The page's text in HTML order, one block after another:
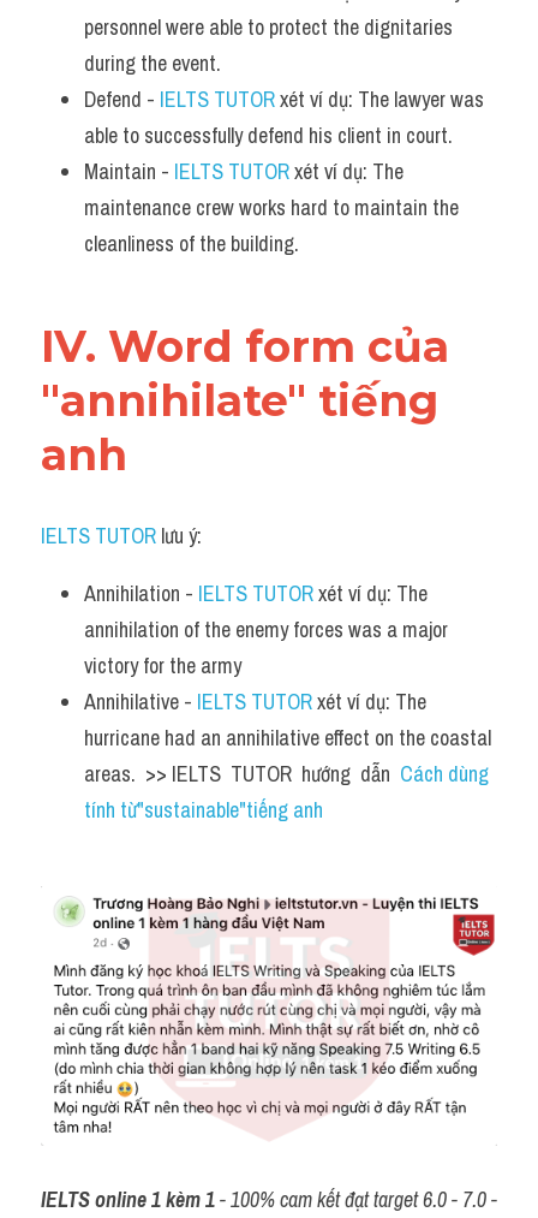
personnel were able to protect the dignitaries
during the event.
Defend - IELTS TUTOR xét ví dụ: The lawyer was
able to successfully defend his client in court.
Maintain - IELTS TUTOR xét ví dụ: The
maintenance crew works hard to maintain the
cleanliness of the building.
IV. Word form của
"annihilate" tiếng
anh
IELTS TUTOR lưu ý:
Annihilation - IELTS TUTOR xét ví dụ: The
annihilation of the enemy forces was a major
victory for the army
Annihilative - IELTS TUTOR xét ví dụ: The
hurricane had an annihilative effect on the coastal
areas.  >> IELTS  TUTOR  hướng  dẫn Cách dùng
tính từ"sustainable"tiếng anh
IELTS online 1 kèm 1 - 100% cam kết đạt target 6.0 - 7.0 -